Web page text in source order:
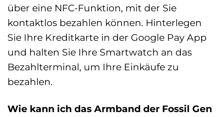
über eine NFC-Funktion, mit der Sie
kontaktlos bezahlen können. Hinterlegen
Sie Ihre Kreditkarte in der Google Pay App
und halten Sie Ihre Smartwatch an das
Bezahlterminal, um Ihre Einkäufe zu
bezahlen.
Wie kann ich das Armband der Fossil Gen